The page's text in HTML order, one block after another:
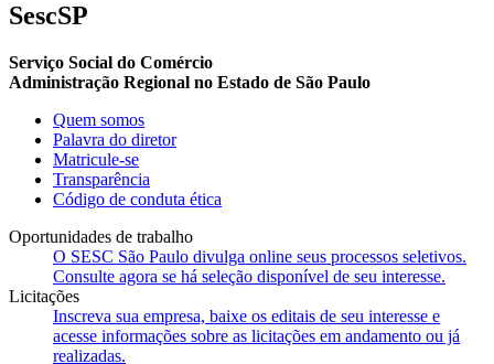
SescSP
Serviço Social do Comércio
Administração Regional no Estado de São Paulo
Quem somos
Palavra do diretor
Matricule-se
Transparência
Código de conduta ética
Oportunidades de trabalho
O SESC São Paulo divulga online seus processos seletivos.
Consulte agora se há seleção disponível de seu interesse.
Licitações
Inscreva sua empresa, baixe os editais de seu interesse e
acesse informações sobre as licitações em andamento ou já
realizadas.